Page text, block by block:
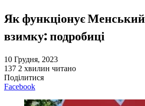
Як функціонує
взимку: подробиці
10 Грудня, 2023
137 2 хвилин читано
Поділитися
Facebook